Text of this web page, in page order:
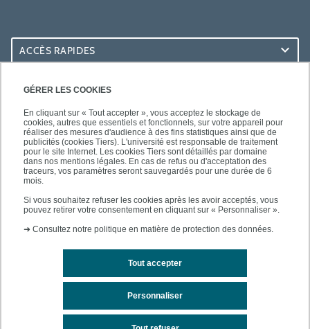
GÉRER LES COOKIES
En cliquant sur « Tout accepter », vous acceptez le stockage de
cookies, autres que essentiels et fonctionnels, sur votre appareil pour
réaliser des mesures d'audience à des fins statistiques ainsi que de
publicités (cookies Tiers). L'université est responsable de traitement
pour le site Internet. Les cookies Tiers sont détaillés par domaine
dans nos mentions légales. En cas de refus ou d'acceptation des
traceurs, vos paramètres seront sauvegardés pour une durée de 6
mois.
Si vous souhaitez refuser les cookies après les avoir acceptés, vous
pouvez retirer votre consentement en cliquant sur « Personnaliser ».
➜ Consultez notre politique en matière de protection des données.
Tout accepter
Personnaliser
ACCÈS RAPIDES
ACCÈS PRATIQUES
SUIVEZ-NOUS
Contacts
Plan du site